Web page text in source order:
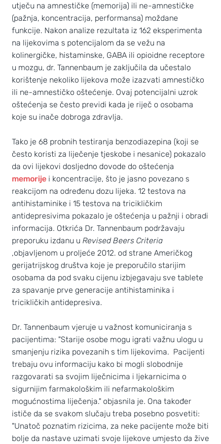
utječu na amnestičke (memorija) ili ne-amnestičke
(pažnja, koncentracija, performansa) moždane
funkcije. Nakon analize rezultata iz 162 eksperimenta
na lijekovima s potencijalom da se vežu na
kolinergičke, histaminske, GABA ili opioidne receptore
u mozgu, dr. Tannenbaum je zaključila da učestalo
korištenje nekoliko lijekova može izazvati amnestičko
ili ne-amnestičko oštećenje. Ovaj potencijalni uzrok
oštećenja se često previdi kada je riječ o osobama
koje su inače dobroga zdravlja.
Tako je 68 probnih testiranja benzodiazepina (koji se
često koristi za liječenje tjeskobe i nesanice) pokazalo
da ovi lijekovi dosljedno dovode do oštećenja
memorije i koncentracije, što je jasno povezano s
reakcijom na određenu dozu lijeka. 12 testova na
antihistaminike i 15 testova na tricikličkim
antidepresivima pokazalo je oštećenja u pažnji i obradi
informacija. Otkrića Dr. Tannenbaum podržavaju
preporuku izdanu u Revised Beers Criteria
,objavljenom u proljeće 2012. od strane Američkog
gerijatrijskog društva koje je preporučilo starijim
osobama da pod svaku cijenu izbjegavaju sve tablete
za spavanje prve generacije antihistaminika i
tricikličkih antidepresiva.
Dr. Tannenbaum vjeruje u važnost komuniciranja s
pacijentima: "Starije osobe mogu igrati važnu ulogu u
smanjenju rizika povezanih s tim lijekovima. Pacijenti
trebaju ovu informaciju kako bi mogli slobodnije
razgovarati sa svojim liječnicima i ljekarnicima o
sigurnijim farmakološkim ili nefarmakološkim
mogućnostima liječenja." objasnila je. Ona također
ističe da se svakom slučaju treba posebno posvetiti:
"Unatoč poznatim rizicima, za neke pacijente može biti
bolje da nastave uzimati svoje lijekove umjesto da žive